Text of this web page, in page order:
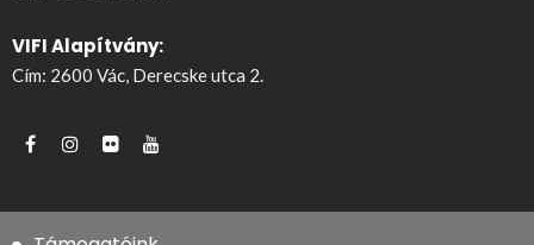
VIFI Alapítvány:
Cím: 2600 Vác, Derecske utca 2.